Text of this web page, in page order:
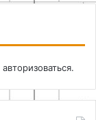
авторизоваться.